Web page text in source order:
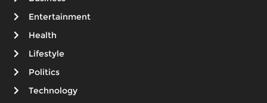
Entertainment
Health
Lifestyle
Politics
Technology